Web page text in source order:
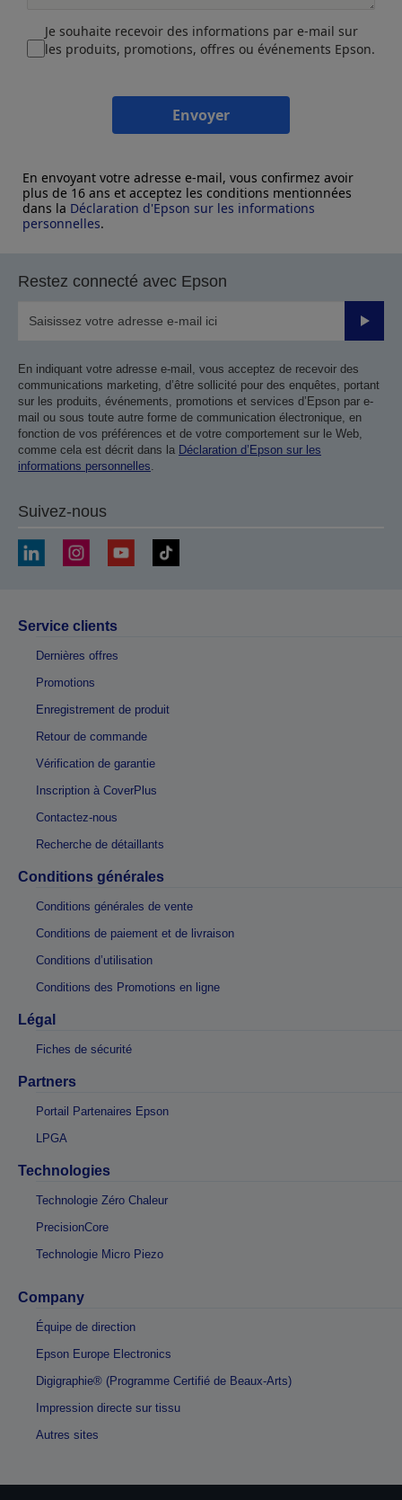
Je souhaite recevoir des informations par e-mail sur
les produits, promotions, offres ou événements Epson.
Envoyer
En envoyant votre adresse e-mail, vous confirmez avoir
plus de 16 ans et acceptez les conditions mentionnées
dans la Déclaration d'Epson sur les informations
personnelles.
Restez connecté avec Epson
Valider
En indiquant votre adresse e-mail, vous acceptez de recevoir des
communications marketing, d’être sollicité pour des enquêtes, portant
sur les produits, événements, promotions et services d’Epson par e-
mail ou sous toute autre forme de communication électronique, en
fonction de vos préférences et de votre comportement sur le Web,
comme cela est décrit dans la Déclaration d’Epson sur les
informations personnelles.
Suivez-nous
Service clients
Dernières offres
Promotions
Enregistrement de produit
Retour de commande
Vérification de garantie
Inscription à CoverPlus
Contactez-nous
Recherche de détaillants
Conditions générales
Conditions générales de vente
Conditions de paiement et de livraison
Conditions d’utilisation
Conditions des Promotions en ligne
Légal
Fiches de sécurité
Partners
Portail Partenaires Epson
LPGA
Technologies
Technologie Zéro Chaleur
PrecisionCore
Technologie Micro Piezo
Company
Équipe de direction
Epson Europe Electronics
Digigraphie® (Programme Certifié de Beaux-Arts)
Impression directe sur tissu
Autres sites